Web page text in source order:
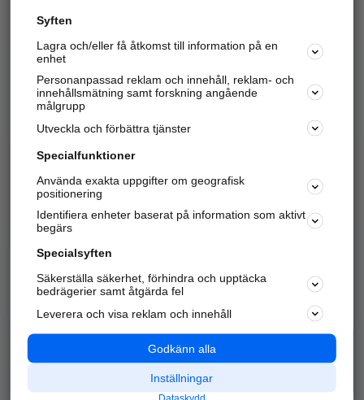
Hitta.se - Gratis nummerupplysning.
Sök företag, personer och platser.
Hitta telefonnummer, adresser, företagsinfo mm.
Marknadsför företaget
Kom igång och annonsera mot
samarbetspartners nära dig.
Alla kategorier
Populära sökningar
API & Kartor
Annonsera
Integritet
Nödnummer
Syften
Lagra och/eller få åtkomst till information på en
enhet
Personanpassad reklam och innehåll, reklam- och
innehållsmätning samt forskning angående
målgrupp
Utveckla och förbättra tjänster
Specialfunktioner
Använda exakta uppgifter om geografisk
positionering
Identifiera enheter baserat på information som aktivt
begärs
Specialsyften
Säkerställa säkerhet, förhindra och upptäcka
bedrägerier samt åtgärda fel
Leverera och visa reklam och innehåll
Godkänn alla
Inställningar
Dataskydd